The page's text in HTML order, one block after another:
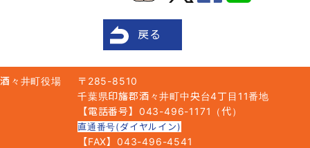
戻る
酒々井町役場
〒285-8510
千葉県印旛郡酒々井町中央台4丁目11番地
【電話番号】043-496-1171（代）
直通番号(ダイヤルイン)
【FAX】043-496-4541